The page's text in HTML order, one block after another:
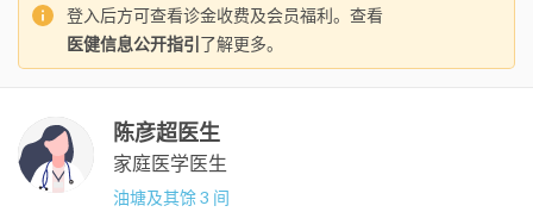
登入后方可查看诊金收费及会员福利。查看
医健信息公开指引 了解更多。
陈彦超医生
家庭医学医生
油塘及其馀 3 间